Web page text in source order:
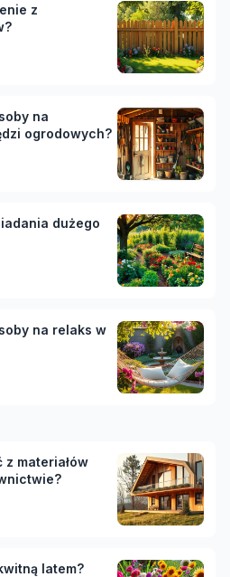
z
na
ogrodowych?
dużego
na relaks w
materiałów
latem?